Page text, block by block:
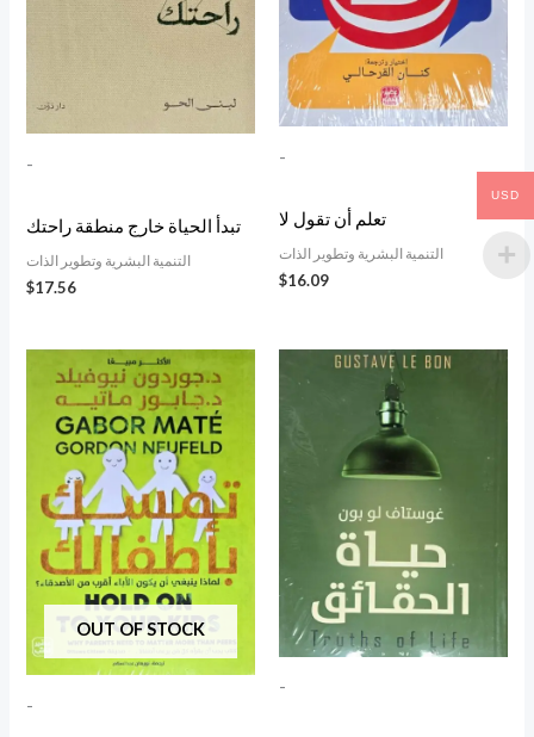
-
تبدأ الحياة خارج منطقة راحتك
التنمية البشرية وتطوير الذات
$17.56
-
تعلم أن تقول لا
التنمية البشرية وتطوير الذات
$16.09
OUT OF STOCK
-
-
USD